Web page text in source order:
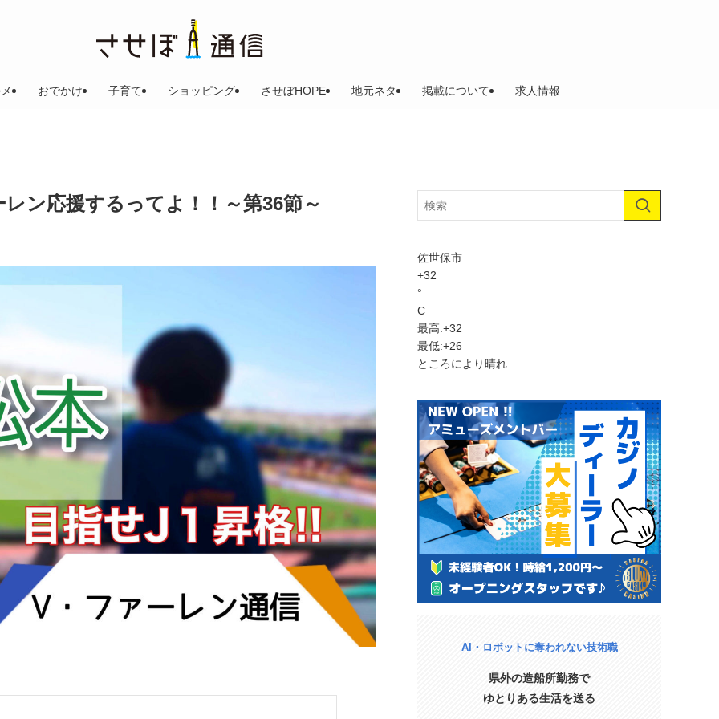
おでかけ 子育て ショッピング させぼHOPE 地元ネタ 掲載について 求人情報
ン応援するってよ！！～第36節～
佐世保市
+32
°
C
最高:+32
最低:+26
ところにより晴れ
AI・ロボットに奪われない技術職
県外の造船所勤務で
ゆとりある生活を送る